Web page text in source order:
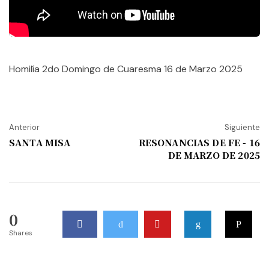
Homilía 2do Domingo de Cuaresma 16 de Marzo 2025
Anterior
SANTA MISA
Siguiente
RESONANCIAS DE FE - 16
DE MARZO DE 2025
0
Shares